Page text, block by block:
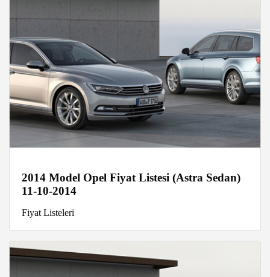
2014 Model Opel Fiyat Listesi (Astra Sedan)
11-10-2014
Fiyat Listeleri